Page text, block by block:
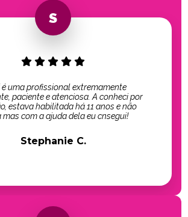
é uma profissional extremamente
paciente e atenciosa. A conheci por
estava habilitada há 11 anos e não
mas com a ajuda dela eu cnsegui!
Stephanie C.